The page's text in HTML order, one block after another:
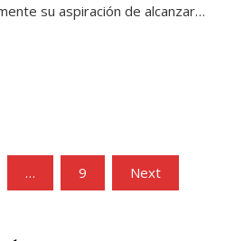
su aspiración de alcanzar…
… 9 Next